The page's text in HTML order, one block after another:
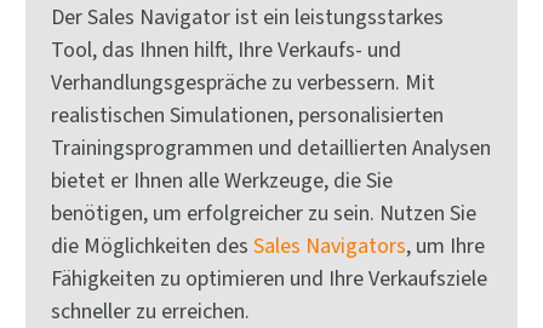
Der Sales Navigator ist ein leistungsstarkes
Tool, das Ihnen hilft, Ihre Verkaufs- und
Verhandlungsgespräche zu verbessern. Mit
realistischen Simulationen, personalisierten
Trainingsprogrammen und detaillierten Analysen
bietet er Ihnen alle Werkzeuge, die Sie
benötigen, um erfolgreicher zu sein. Nutzen Sie
die Möglichkeiten des Sales Navigators, um Ihre
Fähigkeiten zu optimieren und Ihre Verkaufsziele
schneller zu erreichen.